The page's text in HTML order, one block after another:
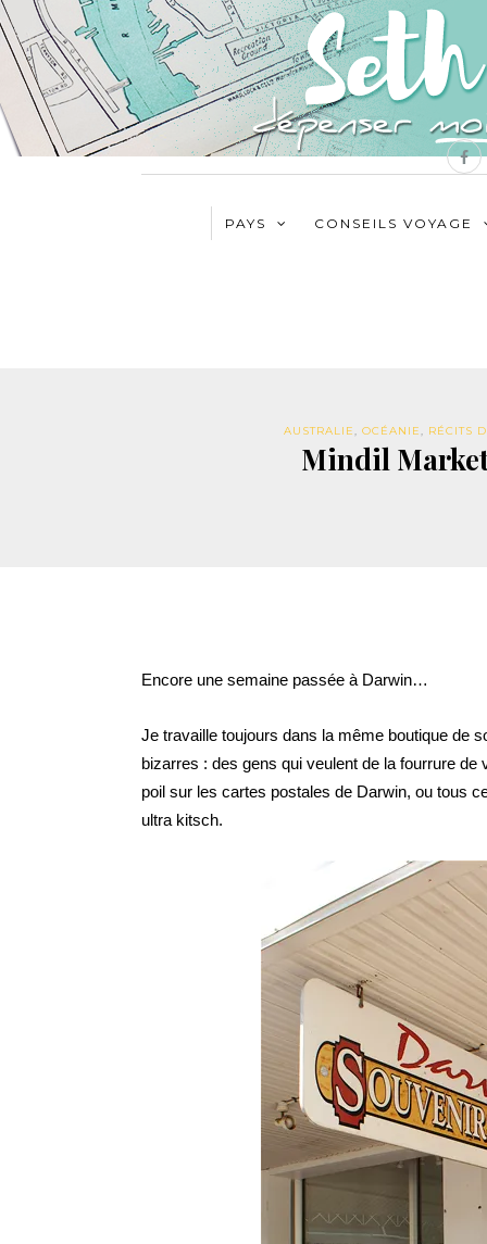
PAYS CONSEILS VOYAGE
AUSTRALIE, OCÉANIE, RÉCITS
Mindil
Encore une semaine passée à Darwin…
Je travaille toujours dans la même boutique de
bizarres : des gens qui veulent de la fourrure de
poil sur les cartes postales de Darwin, ou tous
ultra kitsch.